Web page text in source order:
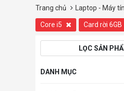
Trang chủ Laptop - Máy
Core i5 Card rời 6GB
LỌC SẢN
DANH MỤC